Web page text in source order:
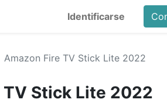
Identificarse
Amazon Fire TV Stick Lite 2022
TV Stick Lite 2022